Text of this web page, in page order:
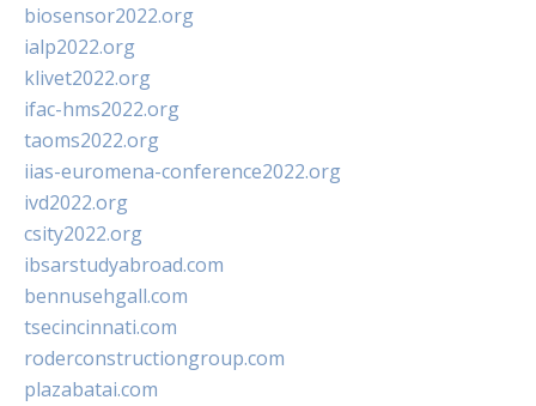
biosensor2022.org
ialp2022.org
klivet2022.org
ifac-hms2022.org
taoms2022.org
iias-euromena-conference2022.org
ivd2022.org
csity2022.org
ibsarstudyabroad.com
bennusehgall.com
tsecincinnati.com
roderconstructiongroup.com
plazabatai.com